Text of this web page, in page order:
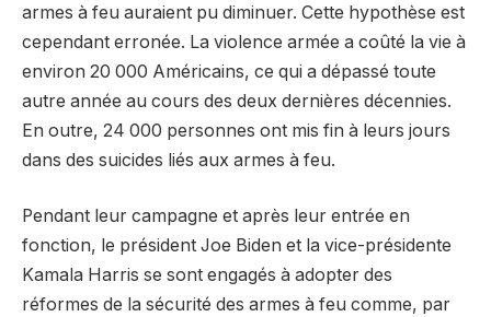
armes à feu auraient pu diminuer. Cette hypothèse est
cependant erronée. La violence armée a coûté la vie à
environ 20 000 Américains, ce qui a dépassé toute
autre année au cours des deux dernières décennies.
En outre, 24 000 personnes ont mis fin à leurs jours
dans des suicides liés aux armes à feu.
Pendant leur campagne et après leur entrée en
fonction, le président Joe Biden et la vice-présidente
Kamala Harris se sont engagés à adopter des
réformes de la sécurité des armes à feu comme, par